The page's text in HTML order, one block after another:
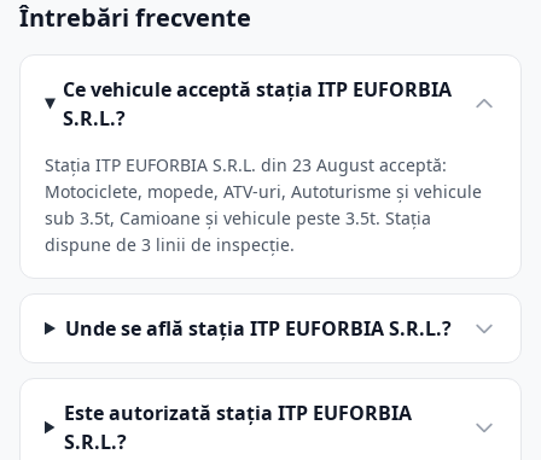
Întrebări frecvente
Ce vehicule acceptă stația ITP EUFORBIA
S.R.L.?
Stația ITP EUFORBIA S.R.L. din 23 August acceptă:
Motociclete, mopede, ATV-uri, Autoturisme și vehicule
sub 3.5t, Camioane și vehicule peste 3.5t. Stația
dispune de 3 linii de inspecție.
Unde se află stația ITP EUFORBIA S.R.L.?
Este autorizată stația ITP EUFORBIA
S.R.L.?